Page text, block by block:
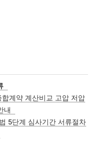
계약 계산비교 고압 저압
내
5단계 심사기간 서류절차